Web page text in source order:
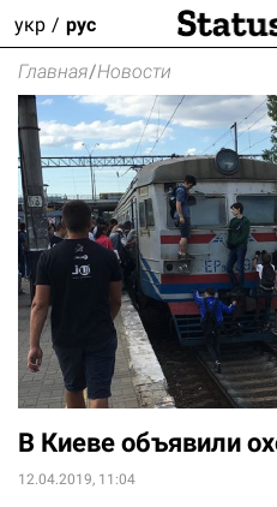
укр рус
Главная/Новости
В Киеве объявили
12.04.2019, 11:04